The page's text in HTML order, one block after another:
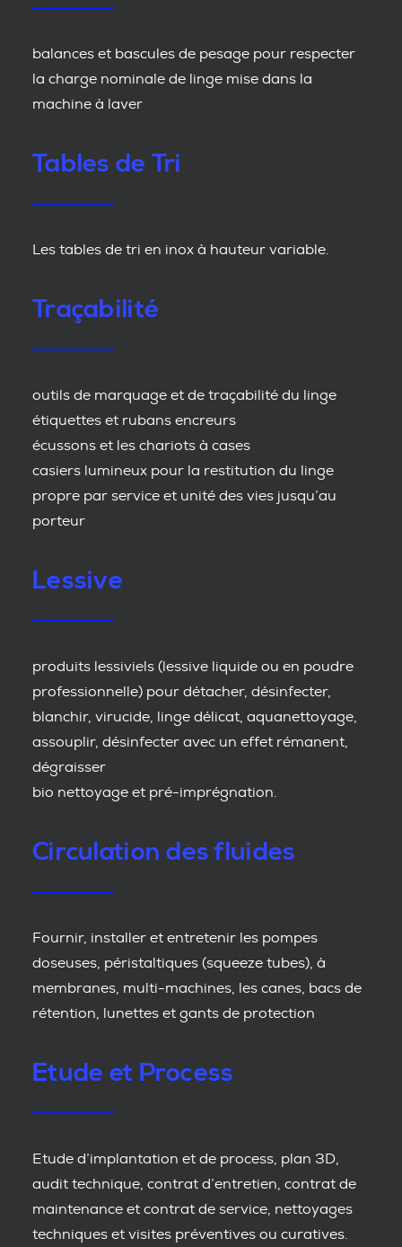
balances et bascules de pesage pour respecter
la charge nominale de linge mise dans la
machine à laver
Tables de Tri
Les tables de tri en inox à hauteur variable.
Traçabilité
outils de marquage et de traçabilité du linge
étiquettes et rubans encreurs
écussons et les chariots à cases
casiers lumineux pour la restitution du linge
propre par service et unité des vies jusqu’au
porteur
Lessive
produits lessiviels (lessive liquide ou en poudre
professionnelle) pour détacher, désinfecter,
blanchir, virucide, linge délicat, aquanettoyage,
assouplir, désinfecter avec un effet rémanent,
dégraisser
bio nettoyage et pré-imprégnation.
Circulation des fluides
Fournir, installer et entretenir les pompes
doseuses, péristaltiques (squeeze tubes), à
membranes, multi-machines, les canes, bacs de
rétention, lunettes et gants de protection
Etude et Process
Etude d’implantation et de process, plan 3D,
audit technique, contrat d’entretien, contrat de
maintenance et contrat de service, nettoyages
techniques et visites préventives ou curatives.